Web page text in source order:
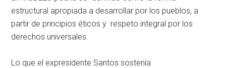
estructural apropiada a desarrollar por los pueblos, a
partir de principios éticos y respeto integral por los
derechos universales.
Lo que el expresidente Santos sostenía